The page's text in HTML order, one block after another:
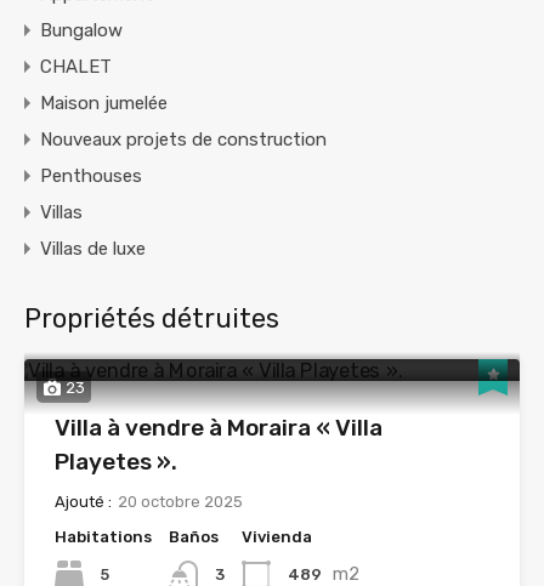
Bungalow
CHALET
Maison jumelée
Nouveaux projets de construction
Penthouses
Villas
Villas de luxe
Propriétés détruites
23
Villa à vendre à Moraira « Villa
Playetes ».
Ajouté : 20 octobre 2025
Habitations
5
Baños
3
Vivienda
489 m2